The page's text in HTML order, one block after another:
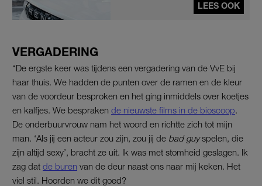
LEES OOK
VERGADERING
“De ergste keer was tijdens een vergadering van de VvE bij
haar thuis. We hadden de punten over de ramen en de kleur
van de voordeur besproken en het ging inmiddels over koetjes
en kalfjes. We bespraken de nieuwste films in de bioscoop.
De onderbuurvrouw nam het woord en richtte zich tot mijn
man. ‘Als jij een acteur zou zijn, zou jij de bad guyspelen, die
zijn altijd sexy’, bracht ze uit. Ik was met stomheid geslagen. Ik
zag dat de buren van de deur naast ons naar mij keken. Het
viel stil. Hoorden we dit goed?